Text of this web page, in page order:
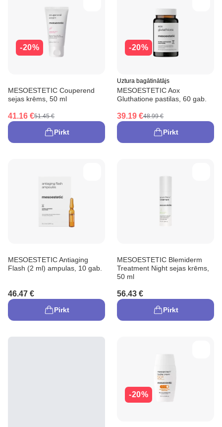
-20%
MESOESTETIC Couperend
sejas krēms, 50 ml
41.16 €51.45 €
Pirkt
-20%
Uztura bagātinātājs
MESOESTETIC Aox
Gluthatione pastilas, 60 gab.
39.19 €48.99 €
Pirkt
MESOESTETIC Antiaging
Flash (2 ml) ampulas, 10 gab.
46.47 €
Pirkt
MESOESTETIC Blemiderm
Treatment Night sejas krēms,
50 ml
56.43 €
Pirkt
-20%